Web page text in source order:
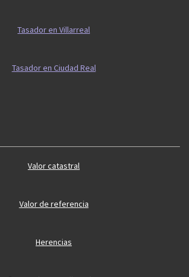
Tasador en Villarreal
Tasador en Ciudad Real
Valor catastral
Valor de referencia
Herencias